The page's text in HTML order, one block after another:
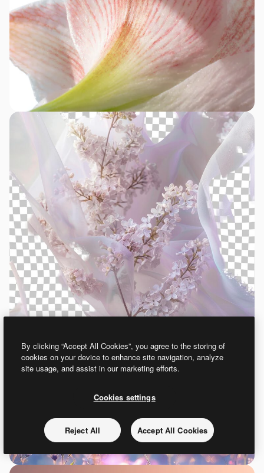
By clicking “Accept All Cookies”, you agree to the storing of
cookies on your device to enhance site navigation, analyze
site usage, and assist in our marketing efforts.
Cookies settings
Reject All Accept All Cookies